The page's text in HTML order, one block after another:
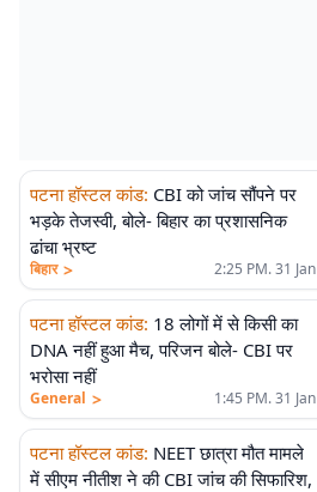
पटना हॉस्टल कांड: CBI को जांच सौंपने पर
भड़के तेजस्वी, बोले- बिहार का प्रशासनिक
ढांचा भ्रष्ट
बिहार > 2:25 PM. 31 Jan
पटना हॉस्टल कांड: 18 लोगों में से किसी का
DNA नहीं हुआ मैच, परिजन बोले- CBI पर
भरोसा नहीं
General > 1:45 PM. 31 Jan
पटना हॉस्टल कांड: NEET छात्रा मौत मामले
में सीएम नीतीश ने की CBI जांच की सिफारिश,